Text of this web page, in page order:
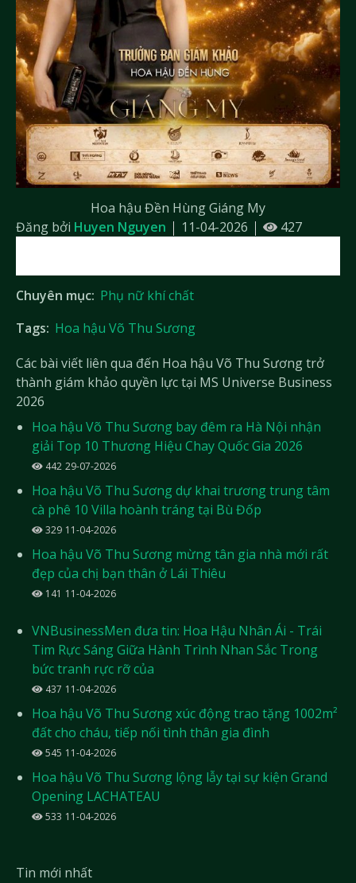
Hoa hậu Đền Hùng Giáng My
Đăng bởi Huyen Nguyen 11-04-2026 427
Chuyên mục: Phụ nữ khí chất
Tags: Hoa hậu Võ Thu Sương
Các bài viết liên qua đến Hoa hậu Võ Thu Sương trở
thành giám khảo quyền lực tại MS Universe Business
2026
Hoa hậu Võ Thu Sương bay đêm ra Hà Nội nhận
giải Top 10 Thương Hiệu Chay Quốc Gia 2026
442 29-07-2026
Hoa hậu Võ Thu Sương dự khai trương trung tâm
cà phê 10 Villa hoành tráng tại Bù Đốp
329 11-04-2026
Hoa hậu Võ Thu Sương mừng tân gia nhà mới rất
đẹp của chị bạn thân ở Lái Thiêu
141 11-04-2026
VNBusinessMen đưa tin: Hoa Hậu Nhân Ái - Trái
Tim Rực Sáng Giữa Hành Trình Nhan Sắc Trong
bức tranh rực rỡ của
437 11-04-2026
Hoa hậu Võ Thu Sương xúc động trao tặng 1002m²
đất cho cháu, tiếp nối tình thân gia đình
545 11-04-2026
Hoa hậu Võ Thu Sương lộng lẫy tại sự kiện Grand
Opening LACHATEAU
533 11-04-2026
Tin mới nhất